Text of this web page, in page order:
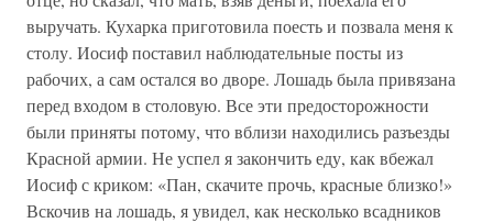
выручать. Кухарка приготовила поесть и позвала меня к
столу. Иосиф поставил наблюдательные посты из
рабочих, а сам остался во дворе. Лошадь была привязана
перед входом в столовую. Все эти предосторожности
были приняты потому, что вблизи находились разъезды
Красной армии. Не успел я закончить еду, как вбежал
Иосиф с криком: «Пан, скачите прочь, красные близко!»
Вскочив на лошадь, я увидел, как несколько всадников